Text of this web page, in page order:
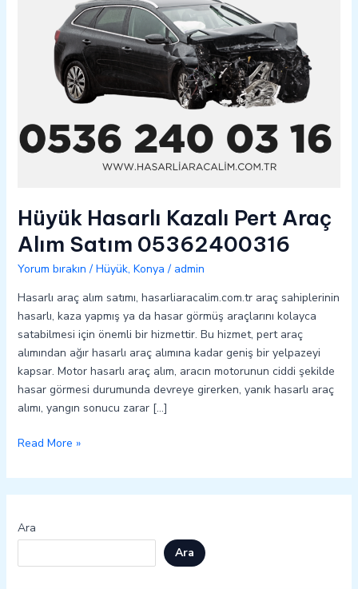
Hüyük Hasarlı Kazalı Pert Araç
Alım Satım 05362400316
Yorum bırakın / Hüyük, Konya / admin
Hasarlı araç alım satımı, hasarliaracalim.com.tr araç sahiplerinin
hasarlı, kaza yapmış ya da hasar görmüş araçlarını kolayca
satabilmesi için önemli bir hizmettir. Bu hizmet, pert araç
alımından ağır hasarlı araç alımına kadar geniş bir yelpazeyi
kapsar. Motor hasarlı araç alım, aracın motorunun ciddi şekilde
hasar görmesi durumunda devreye girerken, yanık hasarlı araç
alımı, yangın sonucu zarar […]
Read More »
Ara
Ara